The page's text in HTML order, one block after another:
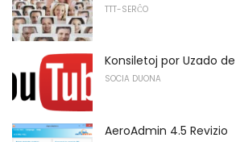
TTT-SERĈO
Konsiletoj por Uzado
SOCIA DUONA
AeroAdmin 4.5 Revizio